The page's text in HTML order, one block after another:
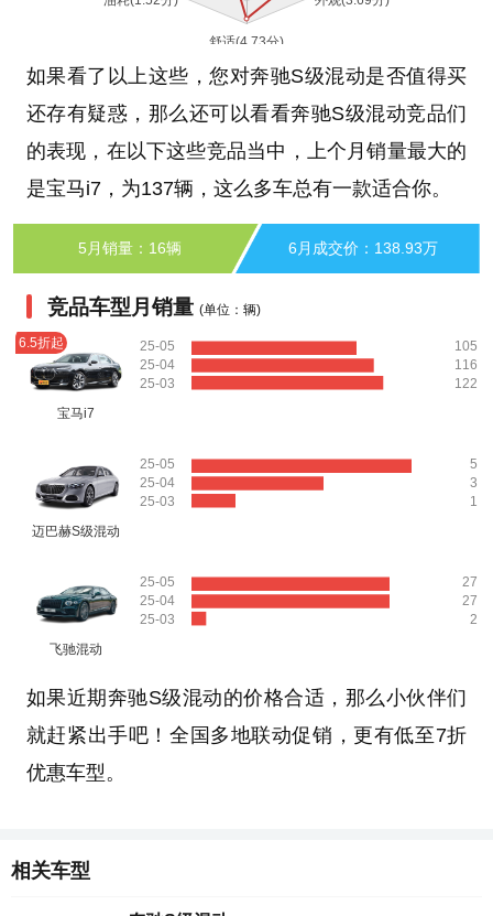
如果看了以上这些，您对奔驰S级混动是否值得买
还存有疑惑，那么还可以看看奔驰S级混动竞品们
的表现，在以下这些竞品当中，上个月销量最大的
是宝马i7，为137辆，这么多车总有一款适合你。
5月销量：16辆 6月成交价：138.93万
竞品车型月销量 (单位：辆)
6.5折起
宝马i7
25-05
25-04
25-03
105
116
122
迈巴赫S级混动
25-05
25-04
25-03
5
3
1
飞驰混动
25-05
25-04
25-03
27
27
2
如果近期奔驰S级混动的价格合适，那么小伙伴们
就赶紧出手吧！全国多地联动促销，更有低至7折
优惠车型。
相关车型